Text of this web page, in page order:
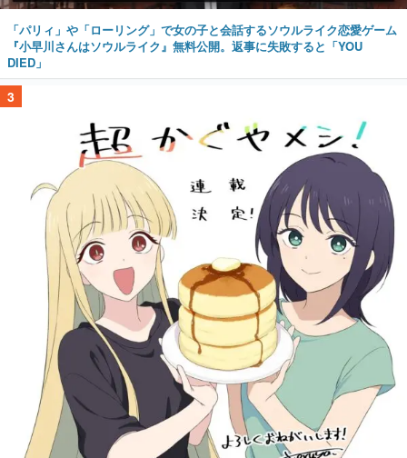
「パリィ」や「ローリング」で女の子と会話するソウルライク恋愛ゲーム
『小早川さんはソウルライク』無料公開。返事に失敗すると「YOU
DIED」
3